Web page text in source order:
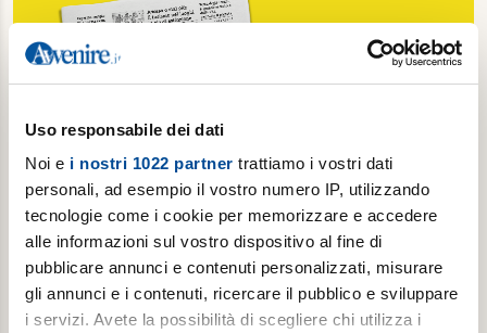
Uso responsabile dei dati
Noi e i nostri 1022 partner trattiamo i vostri dati
personali, ad esempio il vostro numero IP, utilizzando
tecnologie come i cookie per memorizzare e accedere
alle informazioni sul vostro dispositivo al fine di
pubblicare annunci e contenuti personalizzati, misurare
gli annunci e i contenuti, ricercare il pubblico e sviluppare
i servizi. Avete la possibilità di scegliere chi utilizza i
Popotus